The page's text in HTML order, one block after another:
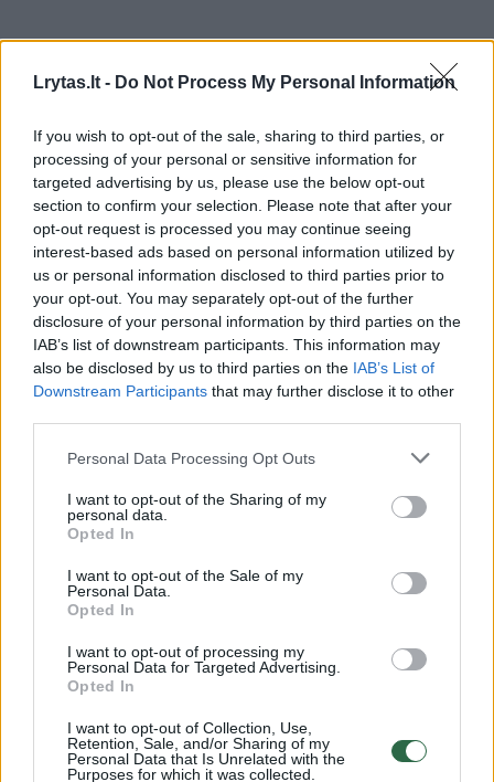
Lrytas.lt - Do Not Process My Personal Information
If you wish to opt-out of the sale, sharing to third parties, or
processing of your personal or sensitive information for
targeted advertising by us, please use the below opt-out
section to confirm your selection. Please note that after your
opt-out request is processed you may continue seeing
interest-based ads based on personal information utilized by
us or personal information disclosed to third parties prior to
your opt-out. You may separately opt-out of the further
disclosure of your personal information by third parties on the
IAB’s list of downstream participants. This information may
also be disclosed by us to third parties on the IAB’s List of
Downstream Participants that may further disclose it to other
Personal Data Processing Opt Outs
I want to opt-out of the Sharing of my
personal data.
Opted In
I want to opt-out of the Sale of my
Personal Data.
Opted In
I want to opt-out of processing my
Personal Data for Targeted Advertising.
Opted In
I want to opt-out of Collection, Use,
Retention, Sale, and/or Sharing of my
Personal Data that Is Unrelated with the
Purposes for which it was collected.
Kuprines pasvėrę specialistai įspėja apie pavojingą
įprotį: tą daro daugiau nei pusė pradinukų
Lietuvos diena
Visi įrašai
Žiūrimiausi įrašai
Vaizdai iš tragiškos avarijos Vilniaus r.: dviejų moterų ir
Žinios Lietuvos diena
00:00:57
Savaitės vidurys nusimato karštas: temperatūra kils iki
Žinios | Orai
00:00:59
Nufilmavo, kaip patvino Vilniaus Vakarinis aplinkkelis:
vaizdas pribloškia
Žinios | Lietuvos diena